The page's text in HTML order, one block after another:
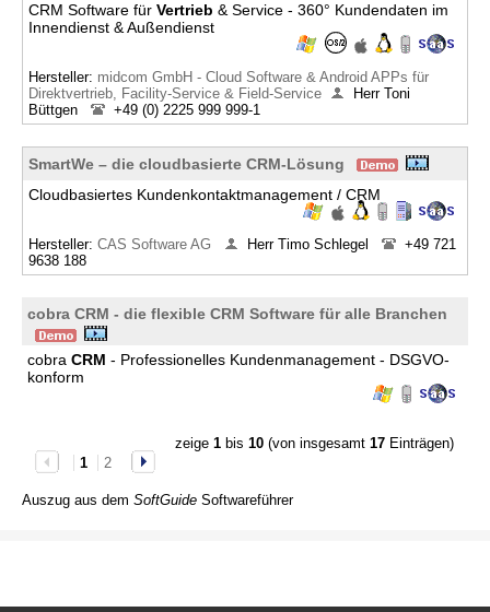
CRM Software für Vertrieb & Service - 360° Kundendaten im
Innendienst & Außendienst
Hersteller: midcom GmbH - Cloud Software & Android APPs für
Direktvertrieb, Facility-Service & Field-Service
Herr Toni
Büttgen
+49 (0) 2225 999 999-1
SmartWe – die cloudbasierte CRM-Lösung
Cloudbasiertes Kundenkontaktmanagement / CRM
Hersteller: CAS Software AG Herr Timo Schlegel
+49 721
9638 188
cobra CRM - die flexible CRM Software für alle Branchen
cobra CRM - Professionelles Kundenmanagement - DSGVO-
konform
zeige 1bis 10(von insgesamt 17Einträgen)
1
2
Auszug aus dem SoftGuide Softwareführer